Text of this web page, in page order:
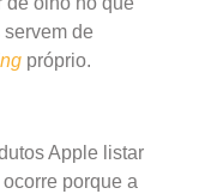
de
próprio.
Apple listar
porque a